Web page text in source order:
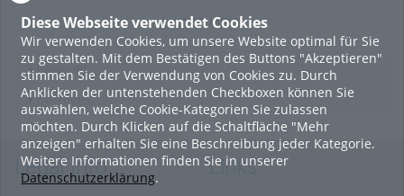
Diese Webseite verwendet Cookies
Wir verwenden Cookies, um unsere Website optimal für Sie
zu gestalten. Mit dem Bestätigen des Buttons "Akzeptieren"
stimmen Sie der Verwendung von Cookies zu. Durch
Anklicken der untenstehenden Checkboxen können Sie
auswählen, welche Cookie-Kategorien Sie zulassen
möchten. Durch Klicken auf die Schaltfläche "Mehr
anzeigen" erhalten Sie eine Beschreibung jeder Kategorie.
Weitere Informationen finden Sie in unserer
Datenschutzerklärung.
LADE MEHR
Featured
Beliebtheit
Legal Info Links